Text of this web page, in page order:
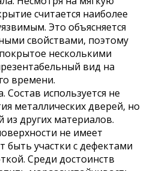
считается наиболее
Это объясняется
свойствами, поэтому
несколькими
вид на
времени.
Состав используется не
металлических дверей, но
из других материалов.
не имеет
быть участки с дефектами
Среди достоинств